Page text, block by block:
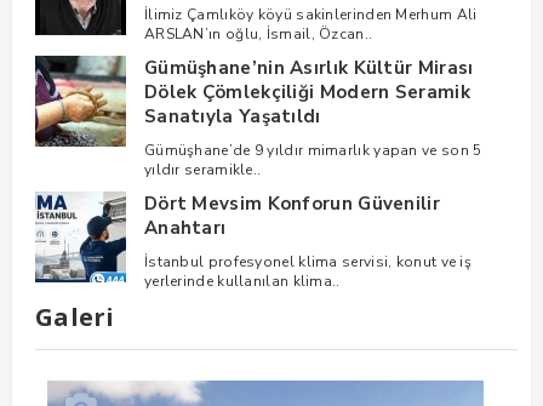
İlimiz Çamlıköy köyü sakinlerinden Merhum Ali
ARSLAN’ın oğlu, İsmail, Özcan..
Gümüşhane’nin Asırlık Kültür Mirası
Dölek Çömlekçiliği Modern Seramik
Sanatıyla Yaşatıldı
Gümüşhane’de 9 yıldır mimarlık yapan ve son 5
yıldır seramikle..
Dört Mevsim Konforun Güvenilir
Anahtarı
İstanbul profesyonel klima servisi, konut ve iş
yerlerinde kullanılan klima..
Galeri